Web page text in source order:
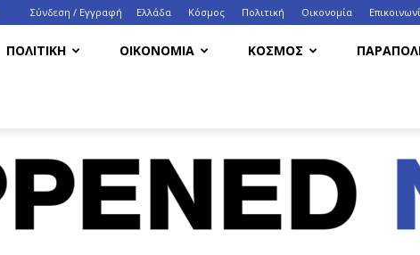
Σύνδεση / Εγγραφή Ελλάδα Κόσμος Πολιτική Οικονομία
ΠΟΛΙΤΙΚΗ ΟΙΚΟΝΟΜΙΑ ΚΟΣΜΟΣ